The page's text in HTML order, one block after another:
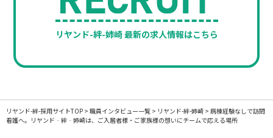
リヤンド-絆-姉崎 最新の求人情報はこちら
リヤンド-絆-採用サイトTOP > 職員インタビュー一覧 > リヤンド-絆-姉崎 > 病棟経験なしで訪問
看護へ。リヤンド‐絆‐姉崎は、ご入居者様・ご家族様の想いにチームで応える場所